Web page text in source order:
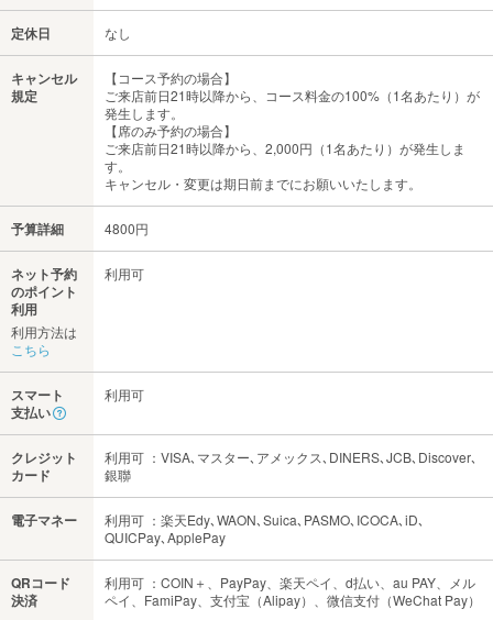
定休日 なし
キャンセル
規定
【コース予約の場合】
ご来店前日21時以降から、コース料金の100%（1名あたり）が
発生します。
【席のみ予約の場合】
ご来店前日21時以降から、2,000円（1名あたり）が発生しま
す。
キャンセル・変更は期日前までにお願いいたします。
予算詳細 4800円
ネット予約
のポイント
利用
利用方法は
こちら
利用可
スマート
支払い
利用可
クレジット
カード
利用可 ：VISA､マスター､アメックス､DINERS､JCB､Discover､
銀聯
電子マネー
利用可 ：楽天Edy､WAON､Suica､PASMO､ICOCA､iD､
QUICPay､ApplePay
QRコード
決済
利用可 ：COIN＋、PayPay、楽天ペイ、d払い、au PAY、メル
ペイ、FamiPay、支付宝（Alipay）、微信支付（WeChat Pay）